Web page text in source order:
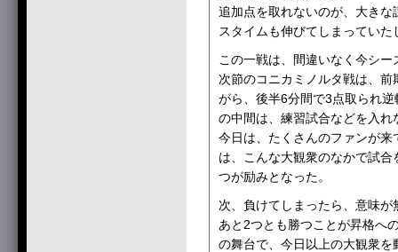
追加点を取れないのが、大き
スタイムも伸びてしまっていた
この一戦は、間違いなく今シ
次節のコニカミノルタ戦は、
がら、後半6分間で3点取られ
の中間は、練習試合などを入
今日は、たくさんのファンが
は、こんな大観衆のなかで試
つが励みとなった。
次、負けてしまったら、意味が
あと2つとも勝つことが昇格へ
の舞台で、今日以上の大観衆を